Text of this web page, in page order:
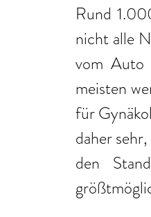
Rund
nicht alle
vom Auto
meisten
für
daher
den